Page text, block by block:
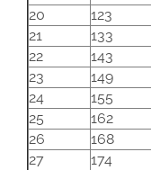
20
123
21
133
22
143
23
149
24
155
25
162
26
168
27
174